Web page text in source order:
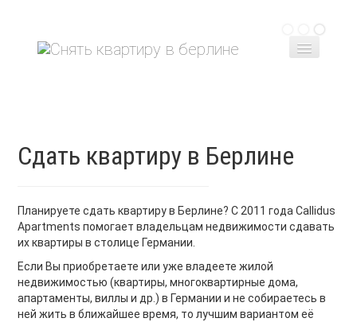
Сдать квартиру в Берлине
Планируете сдать квартиру в Берлине? C 2011 года Callidus
Apartments помогает владельцам недвижимости сдавать
их квартиры в столице Германии.
Если Вы приобретаете или уже владеете жилой
недвижимостью (квартиры, многоквартирные дома,
апартаменты, виллы и др.) в Германии и не собираетесь в
ней жить в ближайшее время, то лучшим вариантом её